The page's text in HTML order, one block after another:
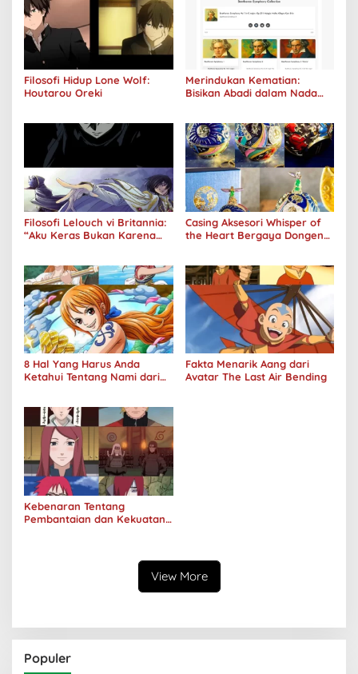
Filosofi Hidup Lone Wolf:
Houtarou Oreki
Merindukan Kematian:
Bisikan Abadi dalam Nada
Filosofi Lelouch vi Britannia:
“Aku Keras Bukan Karena
Casing Aksesori Whisper of
the Heart Bergaya Dongeng
8 Hal Yang Harus Anda
Ketahui Tentang Nami dari
Fakta Menarik Aang dari
Avatar The Last Air Bending
Kebenaran Tentang
Pembantaian dan Kekuatan
View More
Populer